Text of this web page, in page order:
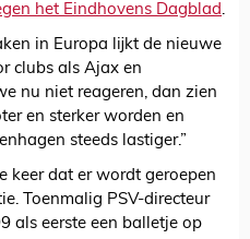
het Eindhovens Dagblad.
in Europa lijkt de nieuwe
clubs als Ajax en
nu niet reageren, dan zien
en sterker worden en
steeds lastiger.”
keer dat er wordt geroepen
Toenmalig PSV-directeur
als eerste een balletje op